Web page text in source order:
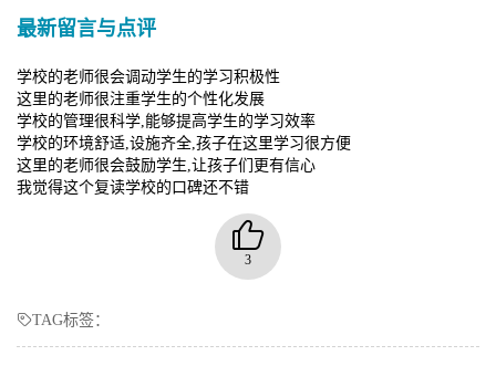
最新留言与点评
学校的老师很会调动学生的学习积极性
这里的老师很注重学生的个性化发展
学校的管理很科学,能够提高学生的学习效率
学校的环境舒适,设施齐全,孩子在这里学习很方便
这里的老师很会鼓励学生,让孩子们更有信心
我觉得这个复读学校的口碑还不错
3
TAG标签：